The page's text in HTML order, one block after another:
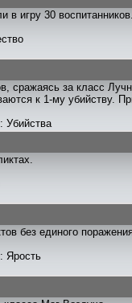
в игру 30 воспитанников.
сражаясь за класс
к 1-му убийству.
Убийства
без единого
Ярость